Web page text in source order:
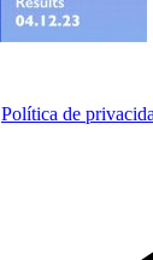
Política de